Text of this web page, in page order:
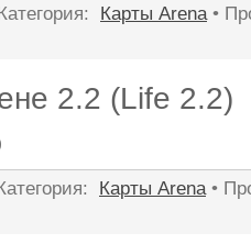
Карты Arena•
2.2 (Life 2.2)
Карты Arena•